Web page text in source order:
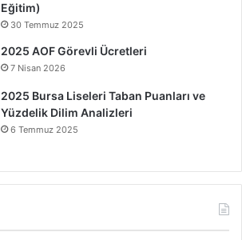
Eğitim)
30 Temmuz 2025
2025 AOF Görevli Ücretleri
7 Nisan 2026
2025 Bursa Liseleri Taban Puanları ve
Yüzdelik Dilim Analizleri
6 Temmuz 2025